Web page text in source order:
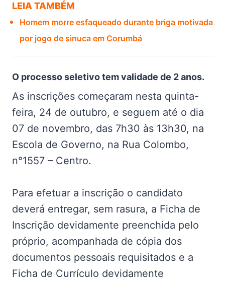
LEIA TAMBÉM
Homem morre esfaqueado durante briga motivada
por jogo de sinuca em Corumbá
O processo seletivo tem validade de 2 anos.
As inscrições começaram nesta quinta-
feira, 24 de outubro, e seguem até o dia
07 de novembro, das 7h30 às 13h30, na
Escola de Governo, na Rua Colombo,
n°1557 – Centro.
Para efetuar a inscrição o candidato
deverá entregar, sem rasura, a Ficha de
Inscrição devidamente preenchida pelo
próprio, acompanhada de cópia dos
documentos pessoais requisitados e a
Ficha de Currículo devidamente